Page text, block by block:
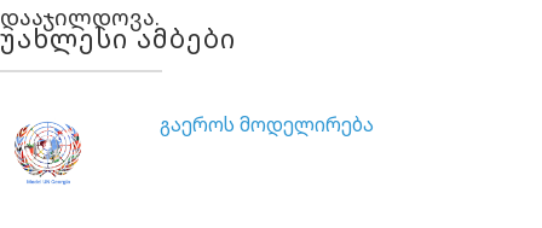
დააჯილდოვა.
უახლესი ამბები
გაეროს მოდელირება